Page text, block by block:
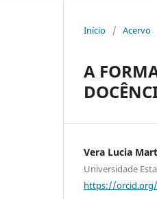
Início / Acervo
A
Vera Lucia
Universidade
https://orcid.org/